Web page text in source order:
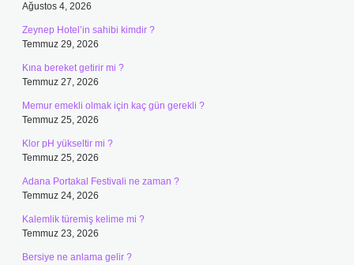
Ağustos 4, 2026
Zeynep Hotel’in sahibi kimdir ?
Temmuz 29, 2026
Kına bereket getirir mi ?
Temmuz 27, 2026
Memur emekli olmak için kaç gün gerekli ?
Temmuz 25, 2026
Klor pH yükseltir mi ?
Temmuz 25, 2026
Adana Portakal Festivali ne zaman ?
Temmuz 24, 2026
Kalemlik türemiş kelime mi ?
Temmuz 23, 2026
Bersiye ne anlama gelir ?